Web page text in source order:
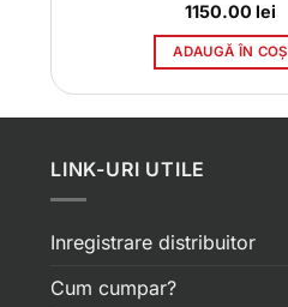
1150.00 lei
ADAUGĂ ÎN COȘ
LINK-URI UTILE
Inregistrare distribuitor
Cum cumpar?